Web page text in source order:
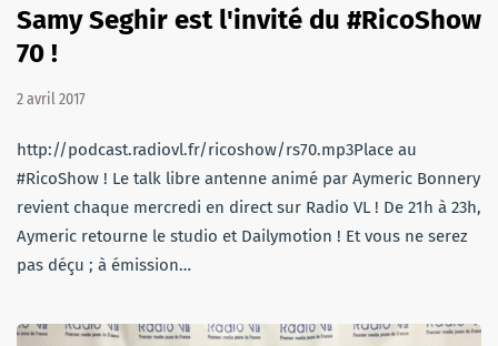
Samy Seghir est l'invité du #RicoShow
70 !
2 avril 2017
http://podcast.radiovl.fr/ricoshow/rs70.mp3Place au
#RicoShow ! Le talk libre antenne animé par Aymeric Bonnery
revient chaque mercredi en direct sur Radio VL ! De 21h à 23h,
Aymeric retourne le studio et Dailymotion ! Et vous ne serez
pas déçu ; à émission…